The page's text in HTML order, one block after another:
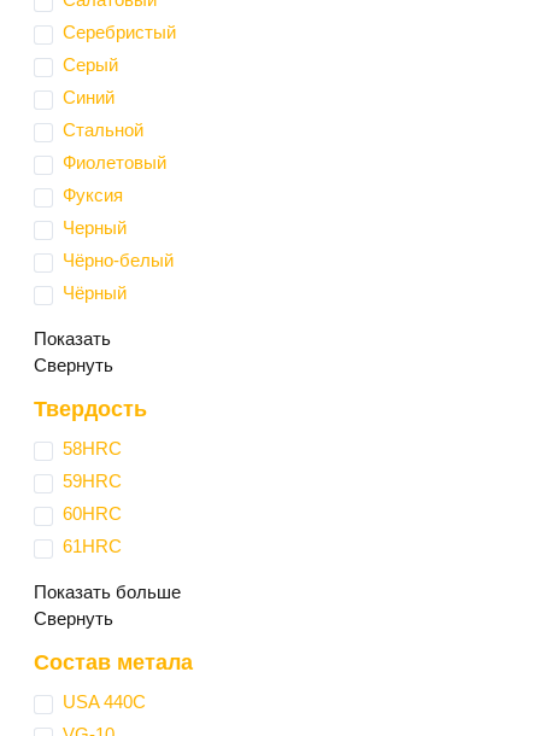
Серебристый
Серый
Синий
Стальной
Фиолетовый
Фуксия
Черный
Чёрно-белый
Чёрный
Показать
Свернуть
Твердость
58HRC
59HRC
60HRC
61HRC
Показать больше
Свернуть
Состав метала
USA 440С